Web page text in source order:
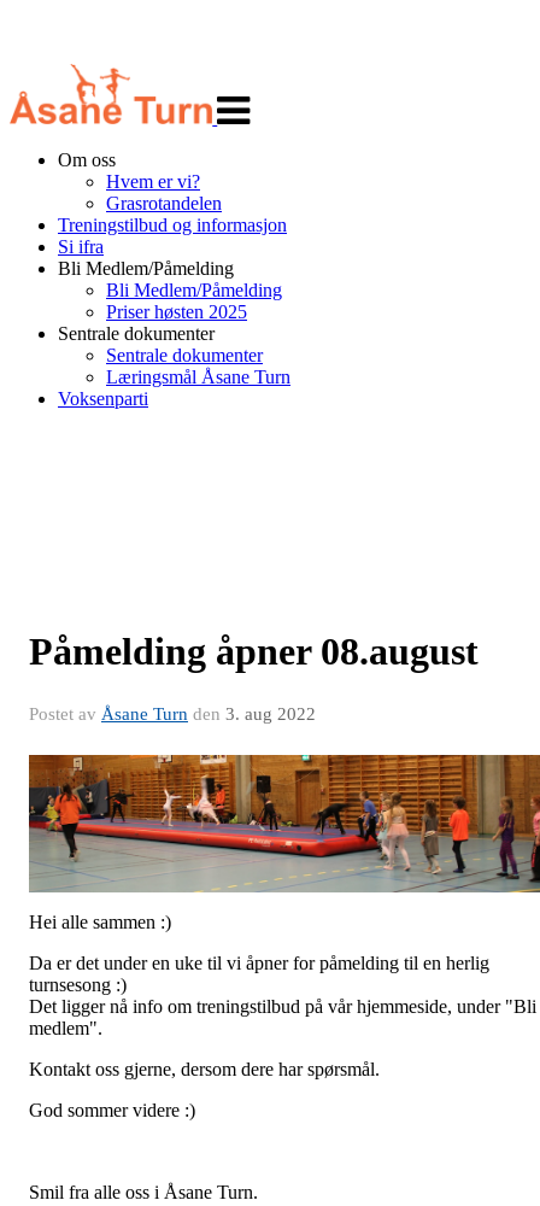
navigasjon
Om oss
Hvem er vi?
Grasrotandelen
Treningstilbud og informasjon
Si ifra
Bli Medlem/Påmelding
Bli Medlem/Påmelding
Priser høsten 2025
Sentrale dokumenter
Sentrale dokumenter
Læringsmål Åsane Turn
Voksenparti
Påmelding åpner 08.august
Postet av Åsane Turn den 3. aug 2022
Hei alle sammen :)
Da er det under en uke til vi åpner for påmelding til en herlig
turnsesong :)
Det ligger nå info om treningstilbud på vår hjemmeside, under "Bli
medlem".
Kontakt oss gjerne, dersom dere har spørsmål.
God sommer videre :)
Smil fra alle oss i Åsane Turn.